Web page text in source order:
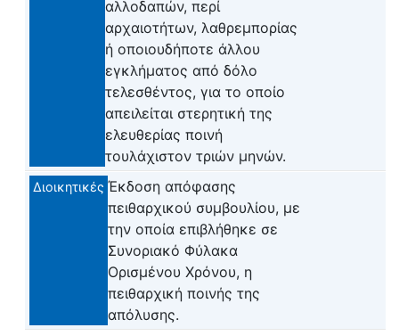
αλλοδαπών, περί
αρχαιοτήτων, λαθρεμπορίας
ή οποιουδήποτε άλλου
εγκλήματος από δόλο
τελεσθέντος, για το οποίο
απειλείται στερητική της
ελευθερίας ποινή
τουλάχιστον τριών μηνών.
Διοικητικές Έκδοση απόφασης
πειθαρχικού συμβουλίου, με
την οποία επιβλήθηκε σε
Συνοριακό Φύλακα
Ορισμένου Χρόνου, η
πειθαρχική ποινής της
απόλυσης.